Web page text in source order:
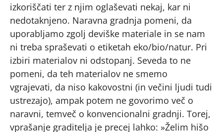
izkoriščati ter z njim oglaševati nekaj, kar ni
nedotaknjeno. Naravna gradnja pomeni, da
uporabljamo zgolj deviške materiale in se nam
ni treba spraševati o etiketah eko/bio/natur. Pri
izbiri materialov ni odstopanj. Seveda to ne
pomeni, da teh materialov ne smemo
vgrajevati, da niso kakovostni (in večini ljudi tudi
ustrezajo), ampak potem ne govorimo več o
naravni, temveč o konvencionalni gradnji. Torej,
vprašanje graditelja je precej lahko: »Želim hišo